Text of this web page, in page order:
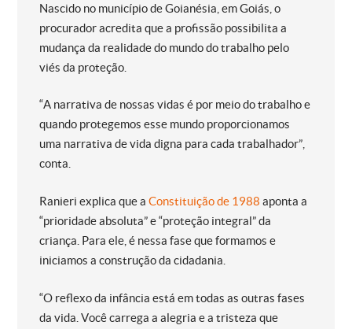
Nascido no município de Goianésia, em Goiás, o
procurador acredita que a profissão possibilita a
mudança da realidade do mundo do trabalho pelo
viés da proteção.
“A narrativa de nossas vidas é por meio do trabalho e
quando protegemos esse mundo proporcionamos
uma narrativa de vida digna para cada trabalhador”,
conta.
Ranieri explica que aConstituição de 1988 aponta a
“prioridade absoluta” e “proteção integral” da
criança. Para ele, é nessa fase que formamos e
iniciamos a construção da cidadania.
“O reflexo da infância está em todas as outras fases
da vida. Você carrega a alegria e a tristeza que